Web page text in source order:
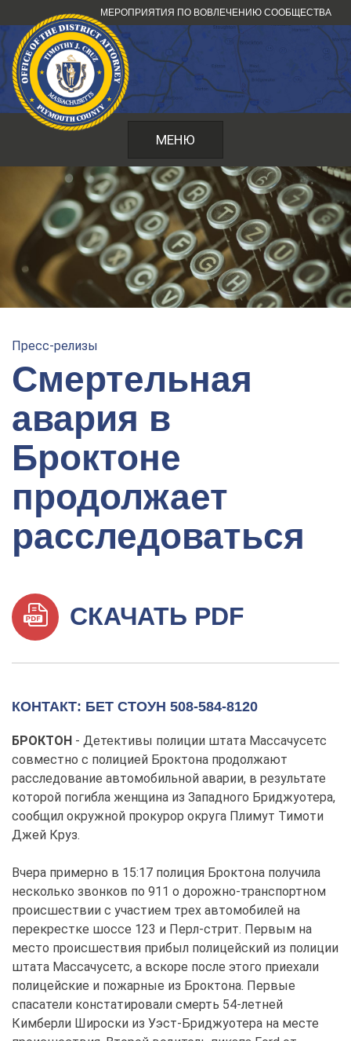
к
содержанию
МЕРОПРИЯТИЯ ПО ВОВЛЕЧЕНИЮ СООБЩЕСТВА
МЕНЮ
Пресс-релизы
Смертельная
авария в
Броктоне
продолжает
расследоваться
СКАЧАТЬ PDF
КОНТАКТ: БЕТ СТОУН 508-584-8120
БРОКТОН - Детективы полиции штата Массачусетс
совместно с полицией Броктона продолжают
расследование автомобильной аварии, в результате
которой погибла женщина из Западного Бриджуотера,
сообщил окружной прокурор округа Плимут Тимоти
Джей Круз.
Вчера примерно в 15:17 полиция Броктона получила
несколько звонков по 911 о дорожно-транспортном
происшествии с участием трех автомобилей на
перекрестке шоссе 123 и Перл-стрит. Первым на
место происшествия прибыл полицейский из полиции
штата Массачусетс, а вскоре после этого приехали
полицейские и пожарные из Броктона. Первые
спасатели констатировали смерть 54-летней
Кимберли Широски из Уэст-Бриджуотера на месте